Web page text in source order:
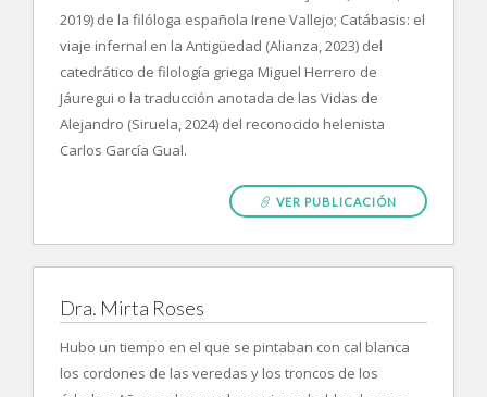
2019) de la filóloga española Irene Vallejo; Catábasis: el
viaje infernal en la Antigüedad (Alianza, 2023) del
catedrático de filología griega Miguel Herrero de
Jáuregui o la traducción anotada de las Vidas de
Alejandro (Siruela, 2024) del reconocido helenista
Carlos García Gual.
VER PUBLICACIÓN
Dra. Mirta Roses
Hubo un tiempo en el que se pintaban con cal blanca
los cordones de las veredas y los troncos de los